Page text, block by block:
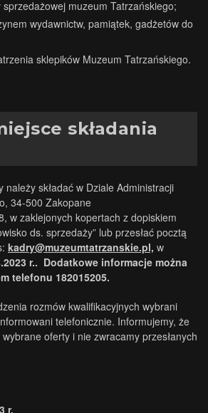
muzeum Tatrzańskiego;
wydawnictw, pamiątek, gadżetów do
sklepików Muzeum Tatrzańskiego.
składania
składać w Dziale Administracji
34-500 Zakopane
w zaklejonych kopertach z dopiskiem
ds. sprzedaży” lub przesłać pocztą
kadry@muzeumtatrzanskie.pl, w
r.. Dodatkowe informacje można
telefonu 182015205.
rozmów kwalifikacyjnych wybrani
telefonicznie. Informujemy, że
oferty i nie zwracamy przesłanych
r.